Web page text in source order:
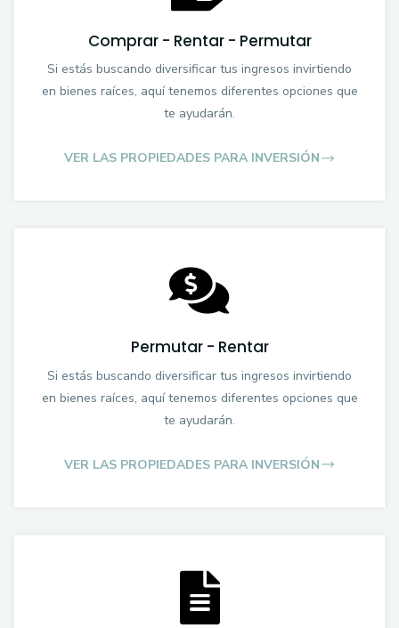
Comprar - Rentar - Permutar
Si estás buscando diversificar tus ingresos invirtiendo
en bienes raíces, aquí tenemos diferentes opciones que
te ayudarán.
VER LAS PROPIEDADES PARA INVERSIÓN
Permutar - Rentar
Si estás buscando diversificar tus ingresos invirtiendo
en bienes raíces, aquí tenemos diferentes opciones que
te ayudarán.
VER LAS PROPIEDADES PARA INVERSIÓN